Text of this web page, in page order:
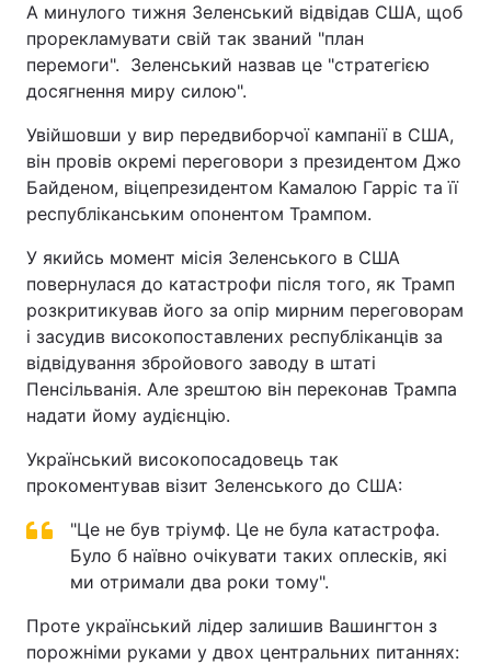
А минулого тижня Зеленський відвідав США, щоб
прорекламувати свій так званий "план
перемоги". Зеленський назвав це "стратегією
досягнення миру силою".
Увійшовши у вир передвиборчої кампанії в США,
він провів окремі переговори з президентом Джо
Байденом, віцепрезидентом Камалою Гарріс та її
республіканським опонентом Трампом.
У якийсь момент місія Зеленського в США
повернулася до катастрофи після того, як Трамп
розкритикував його за опір мирним переговорам
і засудив високопоставлених республіканців за
відвідування збройового заводу в штаті
Пенсільванія. Але зрештою він переконав Трампа
надати йому аудієнцію.
Український високопосадовець так
прокоментував візит Зеленського до США:
"Це не був тріумф. Це не була катастрофа.
Було б наївно очікувати таких оплесків, які
ми отримали два роки тому".
Проте український лідер залишив Вашингтон з
порожніми руками у двох центральних питаннях: